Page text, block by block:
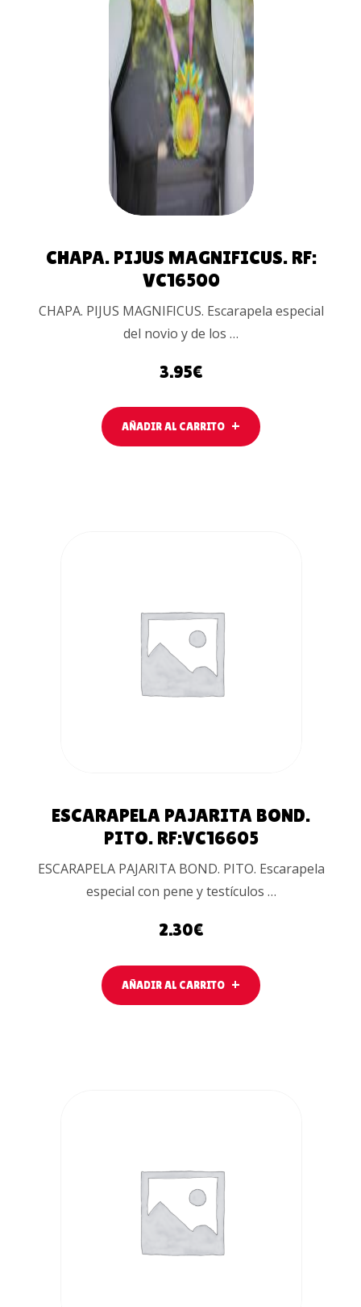
AÑADIR
AL
CARRITO
CHAPA. PIJUS MAGNIFICUS. RF:
VC16500
CHAPA. PIJUS MAGNIFICUS. Escarapela especial
del novio y de los …
3.95€
AÑADIR AL CARRITO
AÑADIR AL
CARRITO
ESCARAPELA PAJARITA BOND.
PITO. RF:VC16605
ESCARAPELA PAJARITA BOND. PITO. Escarapela
especial con pene y testículos …
2.30€
AÑADIR AL CARRITO
AÑADIR AL
CARRITO